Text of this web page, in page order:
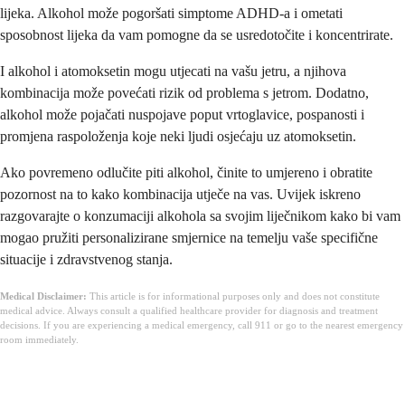
lijeka. Alkohol može pogoršati simptome ADHD-a i ometati
sposobnost lijeka da vam pomogne da se usredotočite i koncentrirate.
I alkohol i atomoksetin mogu utjecati na vašu jetru, a njihova
kombinacija može povećati rizik od problema s jetrom. Dodatno,
alkohol može pojačati nuspojave poput vrtoglavice, pospanosti i
promjena raspoloženja koje neki ljudi osjećaju uz atomoksetin.
Ako povremeno odlučite piti alkohol, činite to umjereno i obratite
pozornost na to kako kombinacija utječe na vas. Uvijek iskreno
razgovarajte o konzumaciji alkohola sa svojim liječnikom kako bi vam
mogao pružiti personalizirane smjernice na temelju vaše specifične
situacije i zdravstvenog stanja.
Medical Disclaimer: This article is for informational purposes only and does not constitute
medical advice. Always consult a qualified healthcare provider for diagnosis and treatment
decisions. If you are experiencing a medical emergency, call 911 or go to the nearest emergency
room immediately.